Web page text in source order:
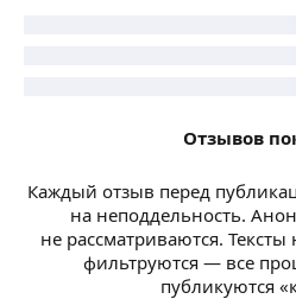
Отзывов
Каждый отзыв перед
на неподдельность.
не рассматриваются.
фильтруются — все
публикуются